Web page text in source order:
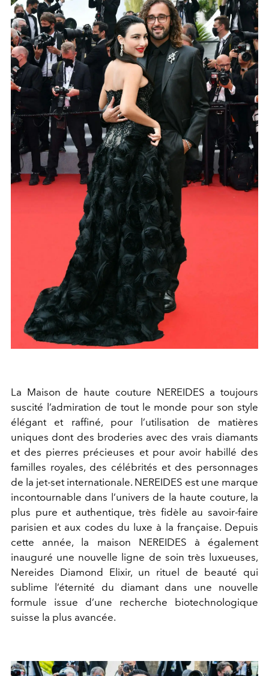
La Maison de haute couture NEREIDES a toujours
suscité l’admiration de tout le monde pour son style
élégant et raffiné, pour l’utilisation de matières
uniques dont des broderies avec des vrais diamants
et des pierres précieuses et pour avoir habillé des
familles royales, des célébrités et des personnages
de la jet-set internationale. NEREIDES est une marque
incontournable dans l’univers de la haute couture, la
plus pure et authentique, très fidèle au savoir-faire
parisien et aux codes du luxe à la française. Depuis
cette année, la maison NEREIDES à également
inauguré une nouvelle ligne de soin très luxueuses,
Nereides Diamond Elixir, un rituel de beauté qui
sublime l’éternité du diamant dans une nouvelle
formule issue d’une recherche biotechnologique
suisse la plus avancée.